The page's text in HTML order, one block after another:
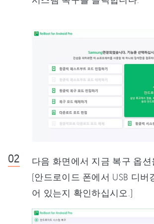
다음 화면에서 지금 복구 옵션
(안드로이드 폰에서 USB 디버
어 있는지 확인하십시오.)